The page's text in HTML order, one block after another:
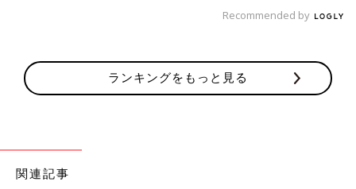
だろうなあ」と感慨もあって…『ふうふ
怒涛の保活を終え、入園準備の荒波を乗り越
っていました。
■文中のコメントはすべて、『ウィメンズパーク』（2022年1月
※記事の内容は記事執筆当時の情報であり、現在と異なる場合が
あります。
Recommended by
ランキングをもっと見る
関連記事